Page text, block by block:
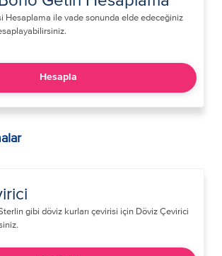
Hesaplama ile vade sonunda elde edeceğiniz
Hesapla
gibi döviz kurları çevirisi için Döviz Çevirici